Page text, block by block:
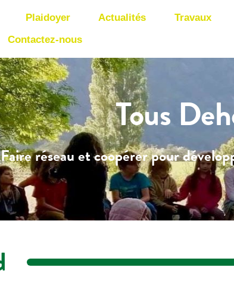
Plaidoyer Actualités Travaux
Contactez-nous
Tous
Faire réseau et coopérer pour